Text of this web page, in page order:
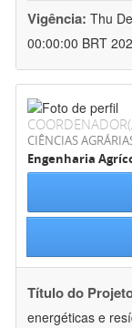
Vigência: Thu
00:00:00 BRT
CIÊNCIAS
Engenharia
Título do
energéticas e